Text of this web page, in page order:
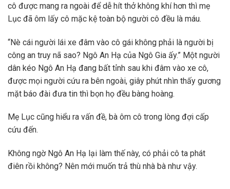
cô được mang ra ngoài để dễ hít thở không khí hơn thì mẹ
Lục đã ôm lấy cô mặc kệ toàn bộ người cô đều là máu.
“Nè cái người lái xe đâm vào cô gái không phải là người bị
công an truy nã sao? Ngô An Hạ của Ngô Gia ấy.” Một người
dân kéo Ngô An Hạ đang bất tỉnh sau khi đâm vào xe cô,
được mọi người cứu ra bên ngoài, giây phút nhìn thấy gương
mặt báo đài đưa tin thì bọn họ đều bàng hoàng.
Mẹ Lục cũng hiểu ra vấn đề, bà ôm cô trong lòng đợi cấp
cứu đến.
Không ngờ Ngô An Hạ lại làm thế này, có phải cô ta phát
điên rồi không? Nên mới muốn trả thù nhà bà như vậy.